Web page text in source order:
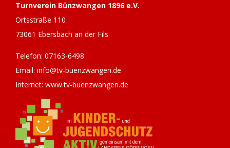
Turnverein Bünzwangen 1896 e.V.
Ortsstraße 110
73061 Ebersbach an der Fils
Telefon: 07163-6498
Email: info@tv-buenzwangen.de
Internet: www.tv-buenzwangen.de